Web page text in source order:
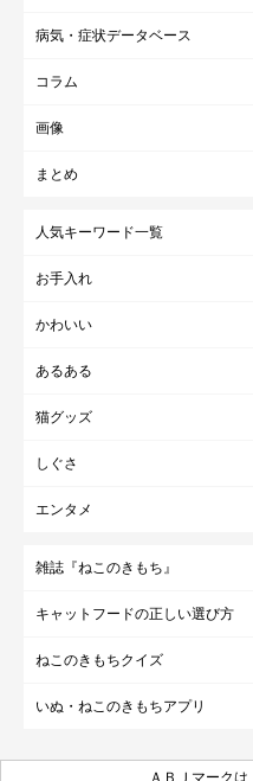
病気・症状データベース
コラム
画像
まとめ
人気キーワード一覧
お手入れ
かわいい
あるある
猫グッズ
しぐさ
エンタメ
雑誌『ねこのきもち』
キャットフードの正しい選び方
ねこのきもちクイズ
いぬ・ねこのきもちアプリ
ＡＢＪマーク